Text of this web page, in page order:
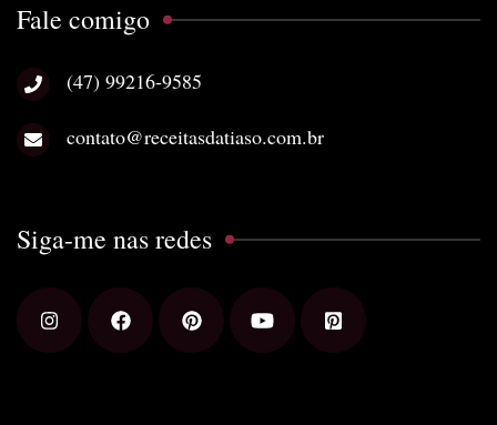
Fale comigo
(47) 99216-9585
contato@receitasdatiaso.com.br
Siga-me nas redes